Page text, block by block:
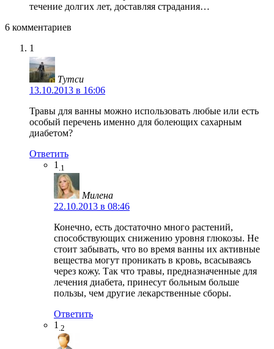
течение долгих лет, доставляя страдания…
6 комментариев
1
Тутси
13.10.2013 в 16:06
Травы для ванны можно использовать любые или есть
особый перечень именно для болеющих сахарным
диабетом?
Ответить
1 .1
Милена
22.10.2013 в 08:46
Конечно, есть достаточно много растений,
способствующих снижению уровня глюкозы. Не
стоит забывать, что во время ванны их активные
вещества могут проникать в кровь, всасываясь
через кожу. Так что травы, предназначенные для
лечения диабета, принесут больным больше
пользы, чем другие лекарственные сборы.
Ответить
1 .2